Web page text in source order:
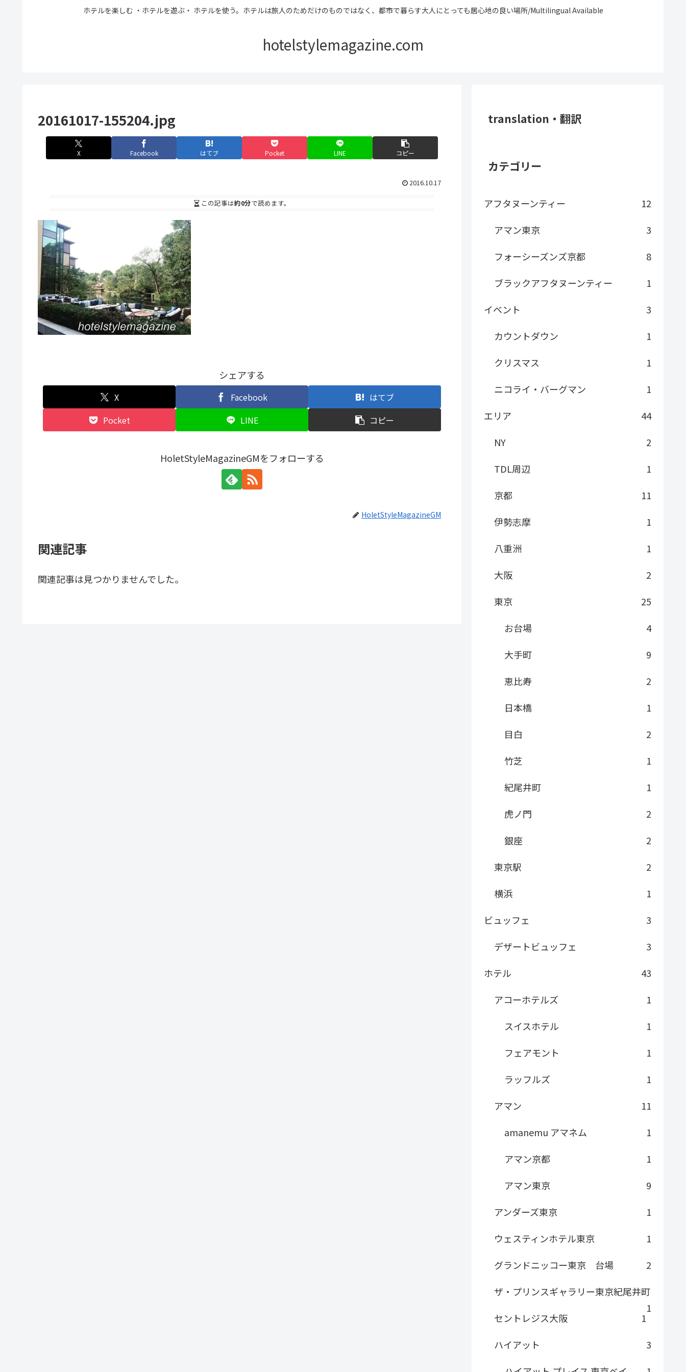
ホテルを楽しむ ・ホテルを遊ぶ・ ホテルを使う。ホテルは旅人のためだけのものではなく、都市で暮らす大人にとっても居心地の良い場所/Multilingual Available
hotelstylemagazine.com
20161017-155204.jpg
X Facebook はてブ Pocket LINE コピー
2016.10.17
この記事は約0分で読めます。
シェアする
X Facebook
はてブ
Pocket
LINE コピー
HoletStyleMagazineGMをフォローする
HoletStyleMagazineGM
関連記事
関連記事は見つかりませんでした。
translation・翻訳
カテゴリー
アフタヌーンティー
12
アマン東京
3
フォーシーズンズ京都
8
ブラックアフタヌーンティー
1
イベント
3
カウントダウン
1
クリスマス
1
ニコライ・バーグマン
1
エリア
44
NY
2
TDL周辺
1
京都
11
伊勢志摩
1
八重洲
1
大阪
2
東京
25
お台場
4
大手町
9
恵比寿
2
日本橋
1
目白
2
竹芝
1
紀尾井町
1
虎ノ門
2
銀座
2
東京駅
2
横浜
1
ビュッフェ
3
デザートビュッフェ
3
ホテル
43
アコーホテルズ
1
スイスホテル
1
フェアモント
1
ラッフルズ
1
アマン
11
amanemu アマネム
1
アマン京都
1
アマン東京
9
アンダーズ東京
1
ウェスティンホテル東京
1
グランドニッコー東京 台場
2
ザ・プリンスギャラリー東京紀尾井町
1
セントレジス大阪
1
ハイアット
3